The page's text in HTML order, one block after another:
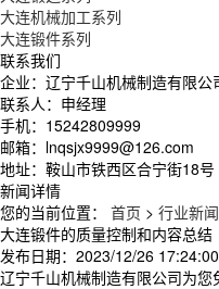
大连机械加工系列
大连锻件系列
联系我们
企业：辽宁千山机械制造有限公
联系人：申经理
手机：15242809999
邮箱：lnqsjx9999@126.com
地址：鞍山市铁西区合宁街18号
新闻详情
您的当前位置： 首页 > 行业新闻
大连锻件的质量控制和内容总结
发布日期： 2023/12/26 17:24:00
辽宁千山机械制造有限公司为您